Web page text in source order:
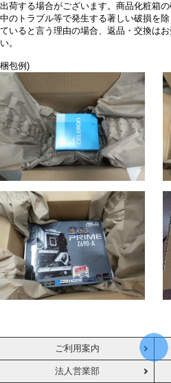
出荷する場合がございます。商品化粧箱
中のトラブル等で発生する著しい破損を
ていると言う理由の場合、返品・交換は
い。
梱包例)
ご利用案内
法人営業部